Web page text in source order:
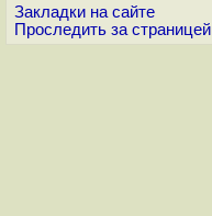
Закладки на сайте
Проследить за страницей